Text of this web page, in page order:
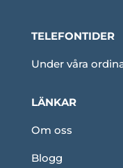
TELEFONTIDER
Under våra
LÄNKAR
Om oss
Blogg